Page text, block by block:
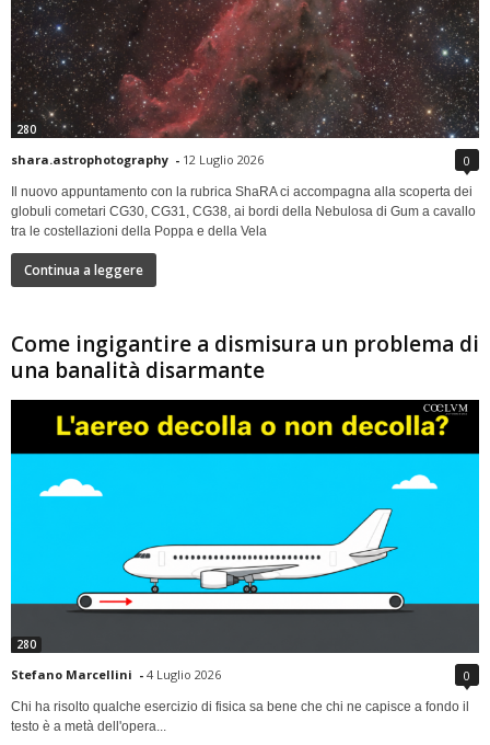
280
shara.astrophotography - 12 Luglio 2026 0
Il nuovo appuntamento con la rubrica ShaRA ci accompagna alla scoperta dei
globuli cometari CG30, CG31, CG38, ai bordi della Nebulosa di Gum a cavallo
tra le costellazioni della Poppa e della Vela
Continua a leggere
Come ingigantire a dismisura un problema di
una banalità disarmante
280
Stefano Marcellini - 4 Luglio 2026 0
Chi ha risolto qualche esercizio di fisica sa bene che chi ne capisce a fondo il
testo è a metà dell'opera...